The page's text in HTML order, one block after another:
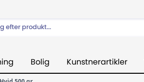
Bolig Kunstnerartikler